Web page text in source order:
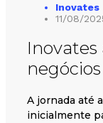
Inovates
11/08/
Inovates
A jornada até
inicialmente